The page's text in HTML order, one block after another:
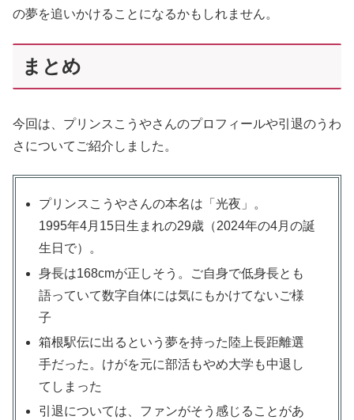
の夢を追いかけることになるかもしれません。
まとめ
今回は、プリンスこうやさんのプロフィールや引退のうわ
さについてご紹介しました。
プリンスこうやさんの本名は「光夜」。
1995年4月15日生まれの29歳（2024年の4月の誕
生日で）。
身長は168cmが正しそう。ご自身で低身長とも
語っていて数字自体には気にもかけてないご様
子
箱根駅伝に出るという夢を持った陸上長距離選
手だった。けがを元に部活もやめ大学も中退し
てしまった
引退については、ファンがそう感じることがあ